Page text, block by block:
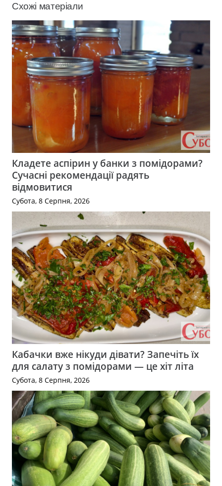
Схожі матеріали
Кладете аспірин у банки з помідорами?
Сучасні рекомендації радять
відмовитися
Субота, 8 Серпня, 2026
Кабачки вже нікуди дівати? Запечіть їх
для салату з помідорами — це хіт літа
Субота, 8 Серпня, 2026